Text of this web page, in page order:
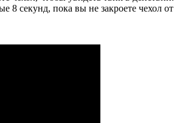
8 секунд, пока вы не закроете чехол